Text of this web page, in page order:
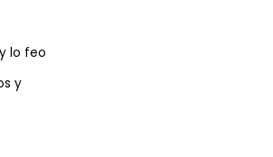
lo feo
y